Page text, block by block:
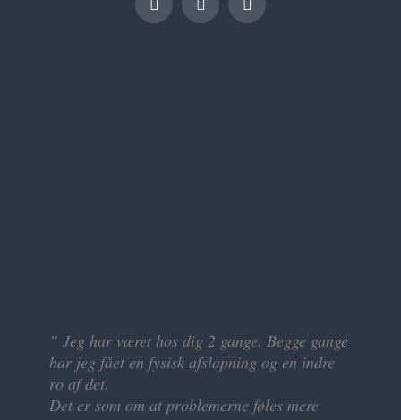
” Jeg har været hos dig 2 gange. Begge gange
har jeg fået en fysisk afslapning og en indre
ro af det.
Det er som om at problemerne føles mere
” Det har været en helt fantastisk oplevelse at
være hos dig sidst.
Siden da har jeg følt, at der har været meget
mere plads i maven til at trække vejret “